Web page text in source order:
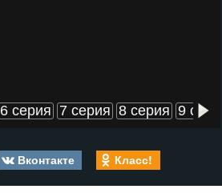
6 серия 7 серия 8 серия 9 серия
Вконтакте Класс!